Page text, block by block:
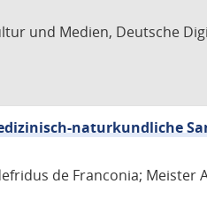
und Medien, Deutsche
naturkundliche
de Franconia;